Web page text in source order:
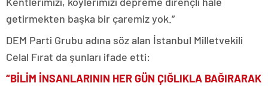
getirmekten başka bir çaremiz yok.”
DEM Parti Grubu adına söz alan İstanbul Milletvekili
Celal Fırat da şunları ifade etti:
“BİLİM İNSANLARININ HER GÜN ÇIĞLIKLA BAĞIRARAK